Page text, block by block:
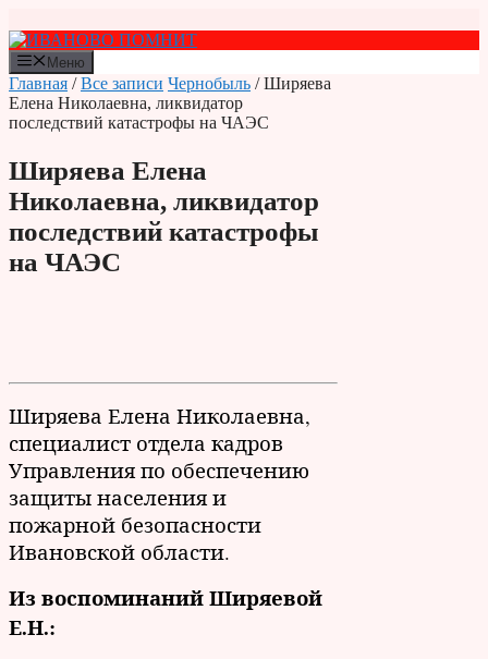
к
содержимому
Меню
Главная /Все записи Чернобыль / Ширяева
Елена Николаевна, ликвидатор
последствий катастрофы на ЧАЭС
Ширяева Елена
Николаевна, ликвидатор
последствий катастрофы
на ЧАЭС
Ширяева Елена Николаевна,
специалист отдела кадров
Управления по обеспечению
защиты населения и
пожарной безопасности
Ивановской области.
Из воспоминаний Ширяевой
Е.Н.: